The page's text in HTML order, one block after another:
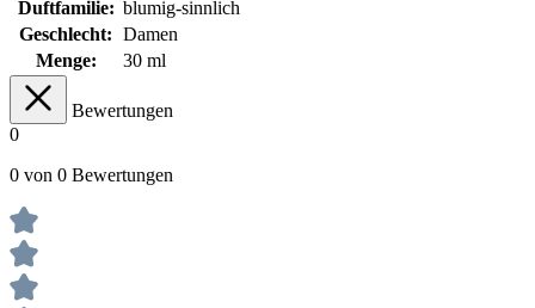
Duftfamilie: blumig-sinnlich
Geschlecht: Damen
Menge:
30 ml
Bewertungen
0
0 von 0 Bewertungen